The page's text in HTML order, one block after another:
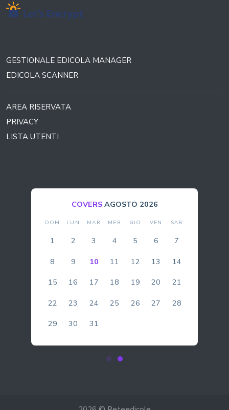
GESTIONALE EDICOLA MANAGER
EDICOLA SCANNER
AREA RISERVATA
PRIVACY
LISTA UTENTI
BOLLA AGOSTO 2026
DOM LUN MAR MER GIO VEN SAB
1 2 3 4 5 6 7
8 9 10 11 12 13 14
15 16 17 18 19 20 21
22 23 24 25 26 27 28
29 30 31